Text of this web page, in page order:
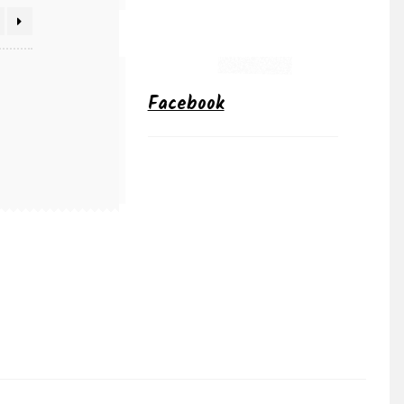
Facebook